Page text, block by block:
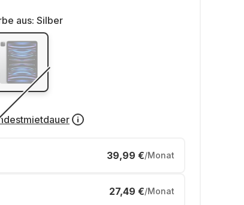
aus: Silber
39,99 €/Monat
27,49 €/Monat